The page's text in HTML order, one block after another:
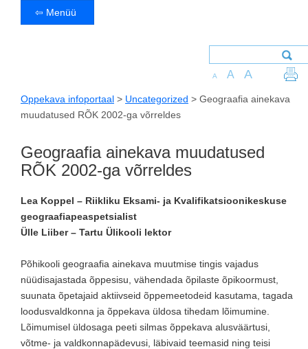
⇦ Menüü
A A A
Oppekava infoportaal > Uncategorized > Geograafia ainekava
muudatused RÕK 2002-ga võrreldes
Geograafia ainekava muudatused
RÕK 2002-ga võrreldes
Lea Koppel – Riikliku Eksami- ja Kvalifikatsioonikeskuse
geograafiapeaspetsialist
Ülle Liiber – Tartu Ülikooli lektor
Põhikooli geograafia ainekava muutmise tingis vajadus
nüüdisajastada õppesisu, vähendada õpilaste õpikoormust,
suunata õpetajaid aktiivseid õppemeetodeid kasutama, tagada
loodusvaldkonna ja õppekava üldosa tihedam lõimumine.
Lõimumisel üldosaga peeti silmas õppekava alusväärtusi,
võtme- ja valdkonnapädevusi, läbivaid teemasid ning teisi